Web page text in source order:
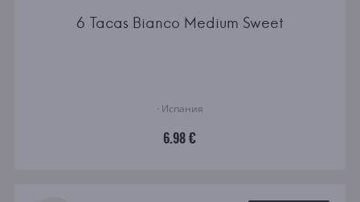
6 Tacas Bianco Medium Sweet
· Испания
6.98 €